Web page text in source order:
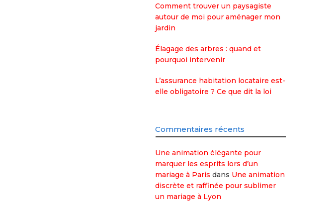
Comment trouver un paysagiste
autour de moi pour aménager mon
jardin
Élagage des arbres : quand et
pourquoi intervenir
L’assurance habitation locataire est-
elle obligatoire ? Ce que dit la loi
Commentaires récents
Une animation élégante pour
marquer les esprits lors d’un
mariage à Paris dans Une animation
discrète et raffinée pour sublimer
un mariage à Lyon